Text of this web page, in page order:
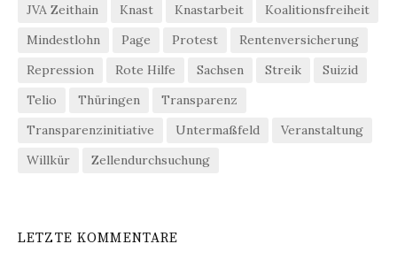
JVA Zeithain
Knast Knastarbeit
Koalitionsfreiheit
Mindestlohn
Page Protest
Rentenversicherung
Repression
Rote Hilfe Sachsen Streik
Suizid
Telio
Thüringen
Transparenz
Transparenzinitiative
Untermaßfeld
Veranstaltung
Willkür
Zellendurchsuchung
LETZTE KOMMENTARE